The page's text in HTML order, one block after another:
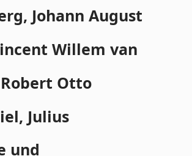
Johann August
Willem van
Otto
Julius
und